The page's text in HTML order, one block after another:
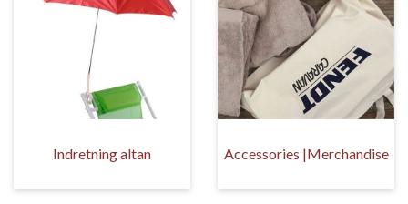
Indretning altan Accessories |Merchandise